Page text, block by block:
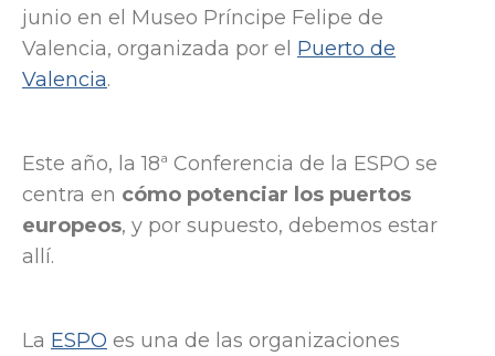
junio en el Museo Príncipe Felipe de
Valencia, organizada por el Puerto de
Valencia.
Este año, la 18ª Conferencia de la ESPO se
centra en cómo potenciar los puertos
europeos, y por supuesto, debemos estar
allí.
La ESPO es una de las organizaciones